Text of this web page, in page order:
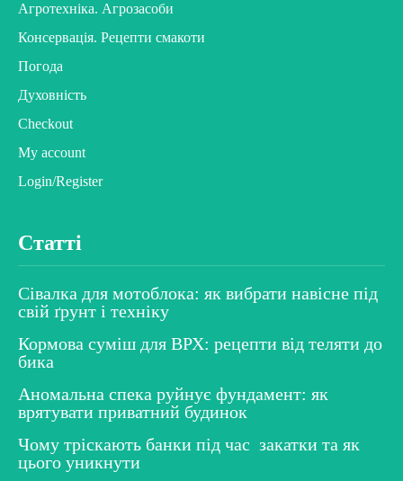
Агротехніка. Агрозасоби
Консервація. Рецепти смакоти
Погода
Духовність
Checkout
My account
Login/Register
Статті
Сівалка для мотоблока: як вибрати навісне під
свій ґрунт і техніку
Кормова суміш для ВРХ: рецепти від теляти до
бика
Аномальна спека руйнує фундамент: як
врятувати приватний будинок
Чому тріскають банки під час закатки та як
цього уникнути